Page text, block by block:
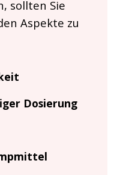
sollten Sie
Aspekte zu
Dosierung